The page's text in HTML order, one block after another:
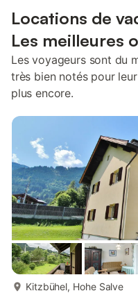
Locations de
Les meilleures
Les voyageurs sont du
très bien notés pour
plus encore.
Kitzbühel, Hohe Salve